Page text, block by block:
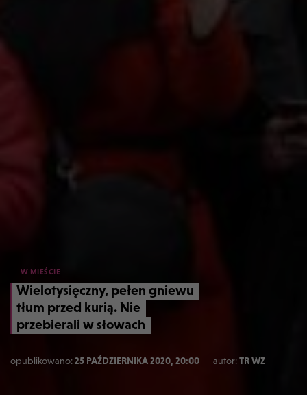
W MIEŚCIE
Wielotysięczny, pełen gniewu
tłum przed kurią. Nie
przebierali w słowach
opublikowano:25 PAŹDZIERNIKA 2020, 20:00 autor:TR WZ